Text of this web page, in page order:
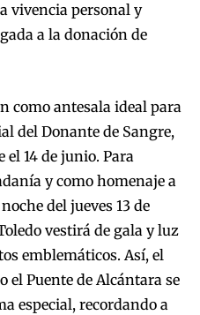
vivencia personal y
a la donación de
como antesala ideal para
del Donante de Sangre,
el 14 de junio. Para
y como homenaje a
del jueves 13 de
vestirá de gala y luz
emblemáticos. Así, el
el Puente de Alcántara se
especial, recordando a